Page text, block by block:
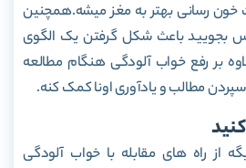
خون رسانی بهتر به مغز میشه.همچنین
بجویید باعث شکل گرفتن یک الگوی
بر رفع خواب آلودگی هنگام مطالعه
مطالب و یادآوری اونا کمک کنه.
از راه های مقابله با خواب آلودگی